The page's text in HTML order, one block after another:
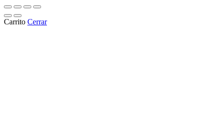
Carrito Cerrar